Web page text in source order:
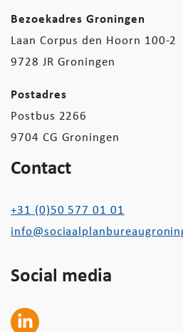
Bezoekadres Groningen
Laan Corpus den Hoorn 100-2
9728 JR Groningen
Postadres
Postbus 2266
9704 CG Groningen
Contact
+31 (0)50 577 01 01
Social media